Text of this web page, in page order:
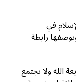
في
رابطة
الله ولا يجتمع